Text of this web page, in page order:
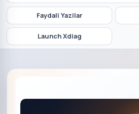
Faydali Yazilar
Launch Xdiag